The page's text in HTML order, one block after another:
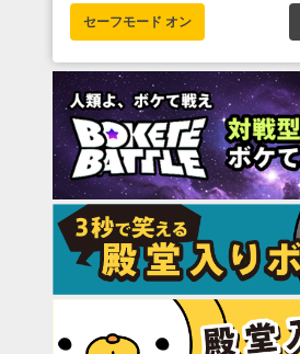
セーフモード オン